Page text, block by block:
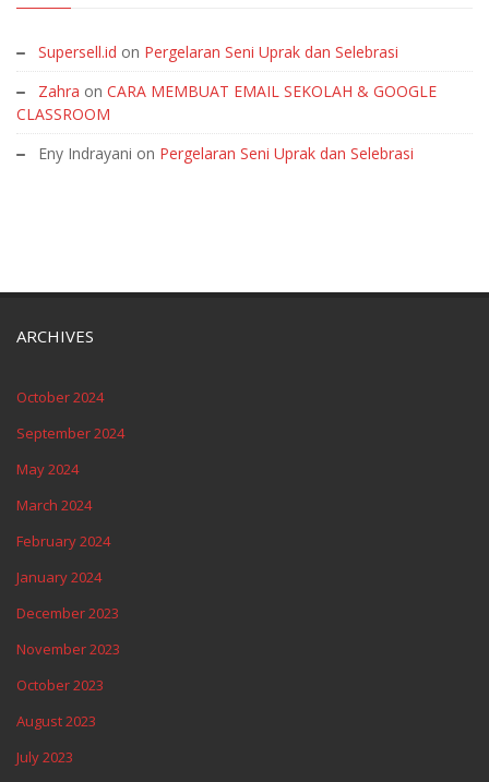
Supersell.id on Pergelaran Seni Uprak dan Selebrasi
Zahra on CARA MEMBUAT EMAIL SEKOLAH & GOOGLE
CLASSROOM
Eny Indrayani on Pergelaran Seni Uprak dan Selebrasi
ARCHIVES
October 2024
September 2024
May 2024
March 2024
February 2024
January 2024
December 2023
November 2023
October 2023
August 2023
July 2023